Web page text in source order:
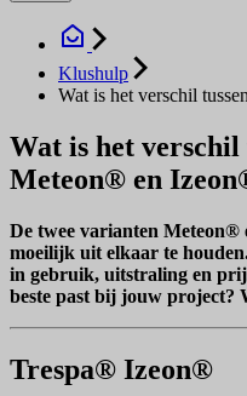
Klushulp
Wat is het verschil
Wat is het verschil
Meteon® en
De twee varianten Meteon®
moeilijk uit elkaar te
in gebruik, uitstraling en
beste past bij jouw project?
Trespa® Izeon®